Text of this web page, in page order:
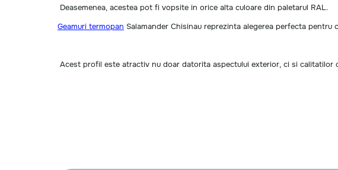
Deasemenea, acestea pot fi vopsite in orice alta culoare din paletarul RAL.
Geamuri termopan Salamander Chisinau reprezinta alegerea perfecta
Acest profil este atractiv nu doar datorita aspectului exterior, ci si calitatilor